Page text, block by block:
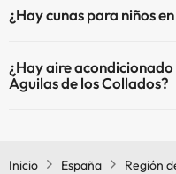
pago) Aquí tienes más info
¿Hay cunas para niños
(solicítalo antes de iniciar tu
¿Hay aire acondicionado
Águilas de los Collados?
Inicio
España Región